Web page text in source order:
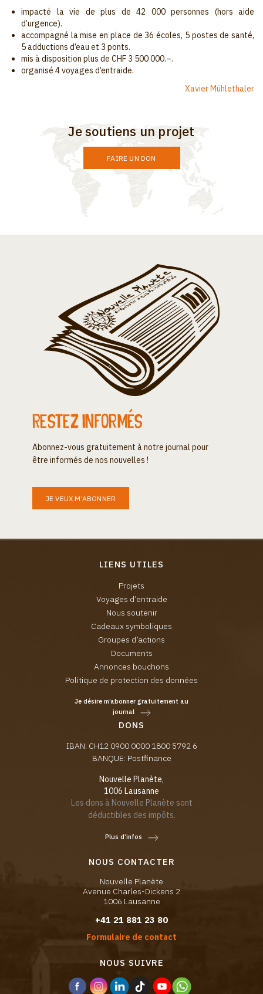
impacté la vie de plus de 42 000 personnes (hors aide
d’urgence).
accompagné la mise en place de 36 écoles, 5 postes de santé,
5 adductions d’eau et 3 ponts.
mis à disposition plus de CHF 3 500 000.–.
organisé 4 voyages d’entraide.
Xavier Mühlethaler
Je soutiens un projet
FAIRE UN DON
Restez informés
Abonnez-vous gratuitement à notre journal pour
être informés de nos nouvelles !
JE VEUX M'ABONNER
LIENS UTILES
Projets
Voyages d’entraide
Nous soutenir
Cadeaux symboliques
Groupes d’actions
Documents
Annonces bouchons
Politique de protection des données
Je désire m’abonner gratuitement au
journal
DONS
IBAN: CH12 0900 0000 1800 5792 6
BANQUE: Postfinance
Nouvelle Planète,
1006 Lausanne
Les dons à Nouvelle Planète sont
déductibles des impôts.
Plus d’infos
NOUS CONTACTER
Nouvelle Planète
Avenue Charles-Dickens 2
1006 Lausanne
+41 21 881 23 80
Formulaire de contact
NOUS SUIVRE